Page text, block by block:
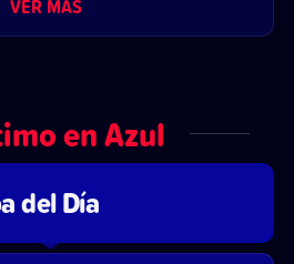
VER MÁS
en Azul
del Día